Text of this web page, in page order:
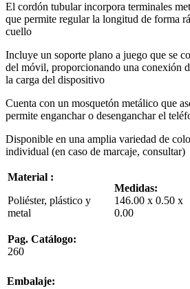
El cordón tubular incorpora terminales
que permite regular la longitud de forma
cuello
Incluye un soporte plano a juego que se
del móvil, proporcionando una conexión
la carga del dispositivo
Cuenta con un mosquetón metálico que
permite enganchar o desenganchar el
Disponible en una amplia variedad de
individual (en caso de marcaje, consultar)
Material :
Poliéster, plástico y
metal
Medidas:
146.00 x 0.50 x
0.00
Pag. Catálogo:
260
Embalaje: